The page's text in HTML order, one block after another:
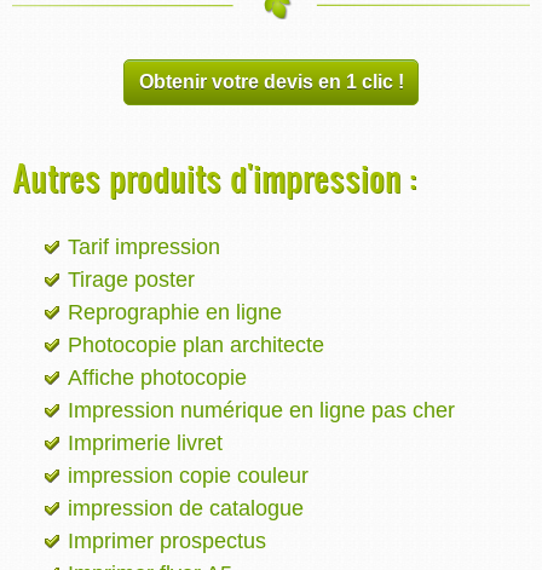
Obtenir votre devis en 1 clic !
Autres produits d'impression :
Tarif impression
Tirage poster
Reprographie en ligne
Photocopie plan architecte
Affiche photocopie
Impression numérique en ligne pas cher
Imprimerie livret
impression copie couleur
impression de catalogue
Imprimer prospectus